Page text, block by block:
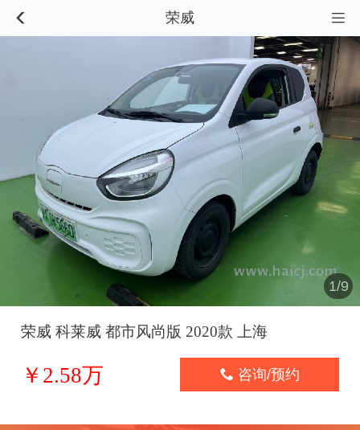
 荣威 
1/9
荣威 科莱威 都市风尚版 2020款 上海
￥2.58万  咨询/预约